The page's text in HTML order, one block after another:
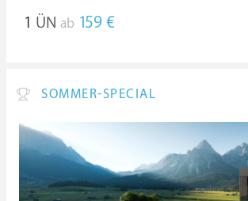
1 ÜN ab 159 €
SOMMER-SPECIAL